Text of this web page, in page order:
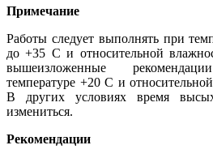
Примечание
Работы следует выполнять при
до +35 С и относительной
вышеизложенные
температуре +20 С и
В других условиях время
измениться.
Рекомендации